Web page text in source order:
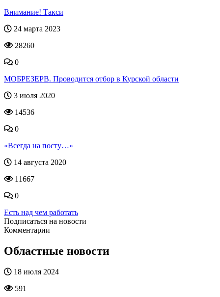
Внимание! Такси
24 марта 2023
28260
0
МОБРЕЗЕРВ. Проводится отбор в Курской области
3 июля 2020
14536
0
«Всегда на посту…»
14 августа 2020
11667
0
Есть над чем работать
Подписаться на новости
Комментарии
Областные новости
18 июля 2024
591